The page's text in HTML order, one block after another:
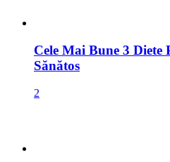
Cele Mai Bune 3
Sănătos
2